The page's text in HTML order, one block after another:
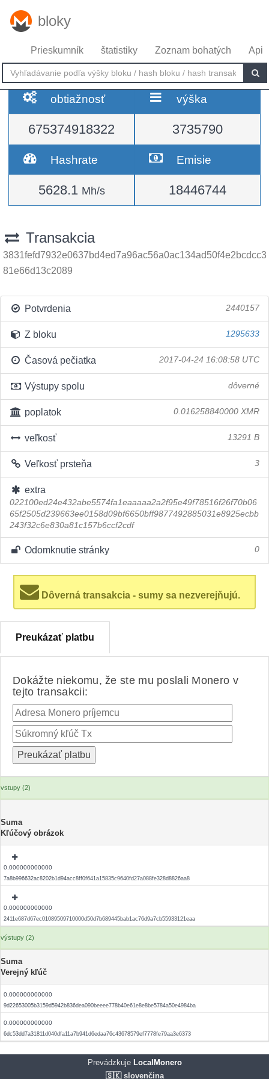
bloky
Prieskumník štatistiky Zoznam bohatých Api
obtiažnosť
675374918322
výška
3735790
Hashrate
5628.1 Mh/s
Emisie
18446744
Transakcia
3831fefd7932e0637bd4ed7a96ac56a0ac134ad50f4e2bcdcc3
81e66d13c2089
Potvrdenia 2440157
Z bloku 1295633
Časová pečiatka 2017-04-24 16:08:58 UTC
Výstupy spolu dôverné
poplatok 0.016258840000 XMR
veľkosť 13291 B
Veľkosť prsteňa 3
extra
022100ed24e432abe5574fa1eaaaaa2a2f95e49f78516f26f70b06
65f2505d239663ee0158d09bf6650bff9877492885031e8925ecbb
243f32c6e830a81c157b6ccf2cdf
Odomknutie stránky 0
Dôverná transakcia - sumy sa nezverejňujú.
Preukázať platbu
Dokážte niekomu, že ste mu poslali Monero v
tejto transakcii:
vstupy (2)
Suma
Kľúčový obrázok
0.000000000000
7a8b996632ac8202b1d94acc8ff0f641a15835c9640fd27a088fe328d8826aa8
0.000000000000
2411e687d67ec01089509710000d50d7b689445bab1ac76d9a7cb55933121eaa
výstupy (2)
Suma
Verejný kľúč
0.000000000000
9d22653005b3159d5942b836dea090beeee778b40e61e8e8be5784a50e4984ba
0.000000000000
6dc53dd7a31811d040dfa11a7b941d6edaa76c43678579ef7778fe79aa3e6373
PrevádzkujeLocalMonero
🇸🇰 slovenčina